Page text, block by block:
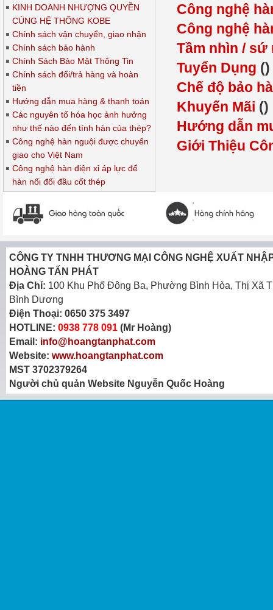
KINH DOANH NHƯỢNG QUYỀN
CÙNG HỆ THỐNG KOBE
Chính sách vận chuyển, giao nhận
Chính sách bảo hành
Chính Sách Bảo Mật Thông Tin
Chính sách đổi/trả hàng và hoàn
tiền
Hướng dẫn mua hàng & thanh toán
Các nguyên tố hóa học ảnh hưởng
như thế nào đến tính hàn của thép?
Công nghệ hàn nguội được chuyển
giao cho Việt Nam
Công nghệ hàn điện xỉ áp lực để
hàn nối đối đầu cốt thép
Công nghệ
Công nghệ
Tầm nhìn /
Tuyển Dụng ()
Chế độ bảo
Khuyến Mãi ()
Hướng dẫn
Giới Thiệu
CÔNG TY TNHH THƯƠNG MẠI CÔNG NGHỆ XUẤT
HOÀNG TẤN PHÁT
Địa Chỉ: 100 Khu Phố Đông Ba, Phường Bình Hòa, Thị Xã
Bình Dương
Điện Thoại: 0650 375 3497
HOTLINE: 0938 778 091 (Mr Hoàng)
Email: info@hoangtanphat.com
Website: www.hoangtanphat.com
MST 3702379264
Người chủ quản Website Nguyễn Quốc Hoàng